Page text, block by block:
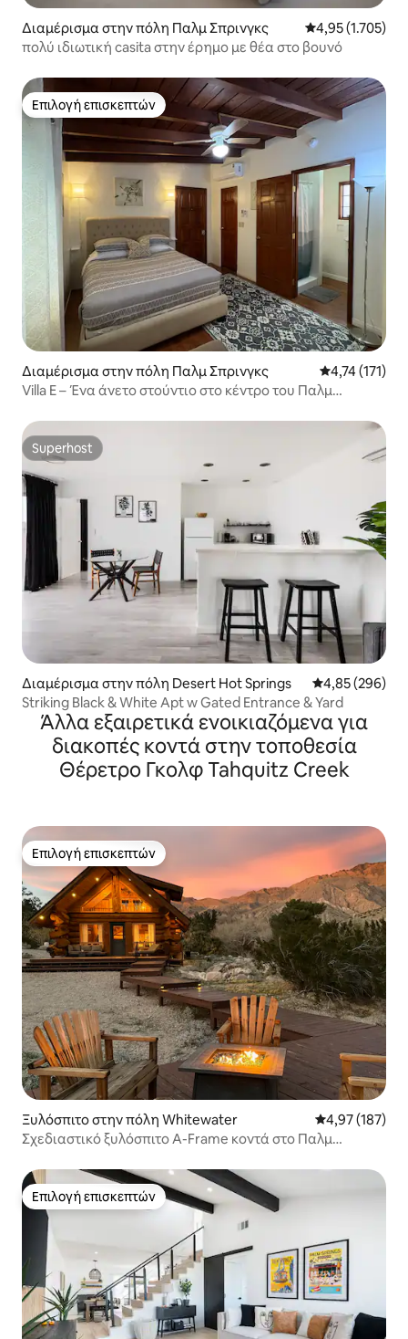
Διαμέρισμα στην πόλη Παλμ Σπρινγκς Μέση
4,95 (1.705)
πολύ ιδιωτική casita στην έρημο με θέα στο βουνό
Επιλογή επισκεπτών
Επιλογή επισκεπτών
Διαμέρισμα στην πόλη Παλμ Σπρινγκς Μέση
4,74 (171)
Villa E – Ένα άνετο στούντιο στο κέντρο του Παλμ
Superhost
Superhost
Διαμέρισμα στην πόλη Desert Hot Springs Μέση
4,85 (296)
Striking Black & White Apt w Gated Entrance & Yard
Άλλα εξαιρετικά ενοικιαζόμενα για
διακοπές κοντά στην τοποθεσία
Θέρετρο Γκολφ Tahquitz Creek
Επιλογή επισκεπτών
Επιλογή επισκεπτών
Ξυλόσπιτο στην πόλη Whitewater Μέση
4,97 (187)
Σχεδιαστικό ξυλόσπιτο A-Frame κοντά στο Παλμ
Επιλογή επισκεπτών
Επιλογή επισκεπτών